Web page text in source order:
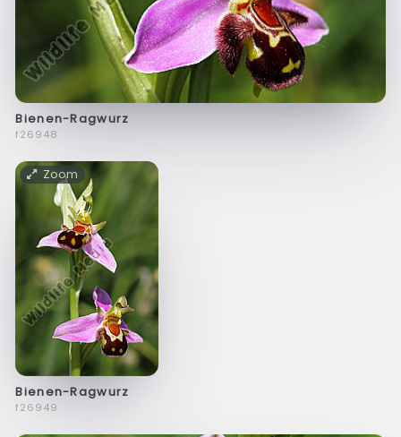
Bienen-Ragwurz
f26948
Zoom
Bienen-Ragwurz
f26949